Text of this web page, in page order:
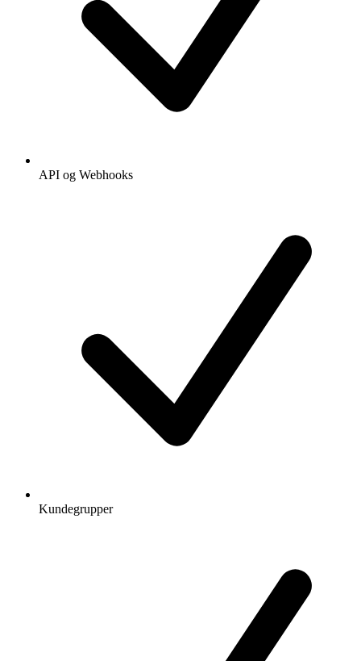
API og Webhooks
Kundegrupper